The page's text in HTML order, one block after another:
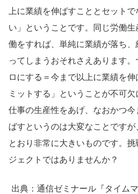
上に業績を伸ばすこととセット
い」ということです。同じ労働
働をすれば、単純に業績が落ち
ってしまうおそれさえあります
ロにする＝今まで以上に業績を
ミットする」ということが不可欠
仕事の生産性をあげ、なおかつ
ばすというのは大変なことです
とおり非常に大きいものです。
ジェクトではありませんか？
出典：通信ゼミナール『タイム